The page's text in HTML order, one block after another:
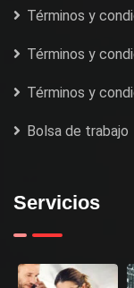
Términos y
Términos y
Términos y
Bolsa de trabajo
Servicios